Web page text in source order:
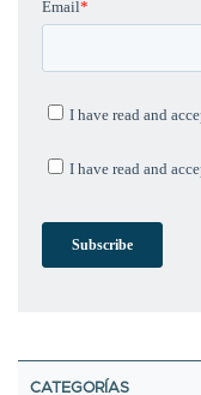
CATEGORÍAS